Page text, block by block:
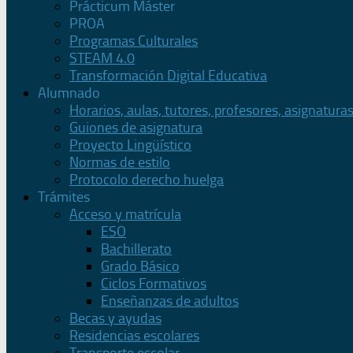
Prácticum Máster
PROA
Programas Culturales
STEAM 4.0
Transformación Digital Educativa
Alumnado
Horarios, aulas, tutores, profesores, asignaturas
Guiones de asignatura
Proyecto Lingüístico
Normas de estilo
Protocolo derecho huelga
Trámites
Acceso y matrícula
ESO
Bachillerato
Grado Básico
Ciclos Formativos
Enseñanzas de adultos
Becas y ayudas
Residencias escolares